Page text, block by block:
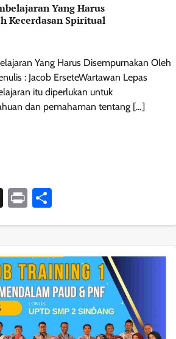
Yang Harus
Kecerdasan Spiritual
Yang Harus Disempurnakan Oleh
: Jacob ErseteWartawan Lepas
itu diperlukan untuk
dan pemahaman tentang […]
X Print